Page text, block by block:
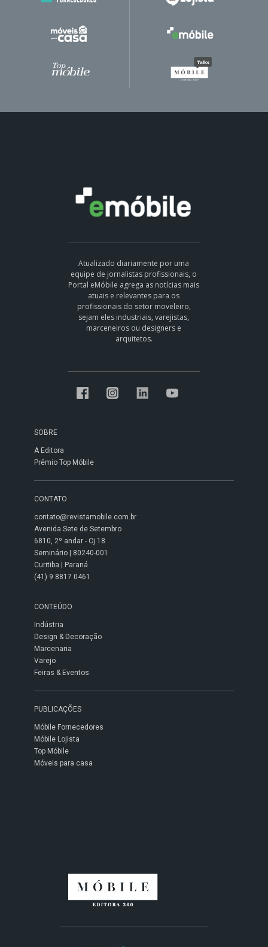
Atualizado diariamente por uma
equipe de jornalistas profissionais, o
Portal eMóbile agrega as notícias mais
atuais e relevantes para os
profissionais do setor moveleiro,
sejam eles industriais, varejistas,
marceneiros ou designers e
arquitetos.
SOBRE
A Editora
Prêmio Top Móbile
CONTATO
contato@revistamobile.com.br
Avenida Sete de Setembro
6810, 2º andar - Cj 18
Seminário | 80240-001
Curitiba | Paraná
(41) 9 8817 0461
CONTEÚDO
Indústria
Design & Decoração
Marcenaria
Varejo
Feiras & Eventos
PUBLICAÇÕES
Móbile Fornecedores
Móbile Lojista
Top Móbile
Móveis para casa